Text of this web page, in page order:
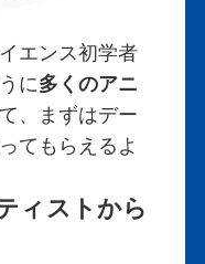
エンス初学者
に多くのアニ
、まずはデー
てもらえるよ
ィストから